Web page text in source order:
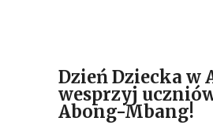
Dzień Dziecka w
wesprzyj
Abong-Mbang!